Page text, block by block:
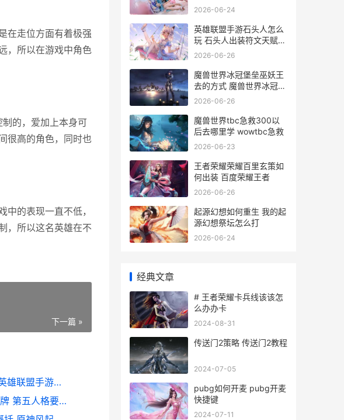
在走位方面有着极强
，所以在游戏中角色
的，爱加上本身可
很高的角色，同时也
中的表现一直不低，
，所以这名英雄在不
下一篇 »
英雄联盟手游新版本内容有哪些 英雄联盟手游新版本内容介绍
第五人格要多少名以内才能获取c牌 第五人格要多少内存才能玩
申请
2026-06-24
英雄联盟手游石头人怎么
玩 石头人出装符文天赋玩
法攻略
2026-06-26
魔兽世界冰冠堡垒巫妖王
去的方式 魔兽世界冰冠堡
垒声望怎么刷
2026-06-26
魔兽世界tbc急救300以
后去哪里学 wowtbc急救
2026-06-23
王者荣耀荣耀百里玄策如
何出装 百度荣耀王者
2026-06-26
起源幻想如何重生 我的起
源幻想祭坛怎么打
2026-06-24
经典文章
# 王者荣耀卡兵线该该怎
么办办卡
2024-08-31
传送门2策略 传送门2教程
2024-07-05
pubg如何开麦 pubg开麦
快捷键
2024-07-11